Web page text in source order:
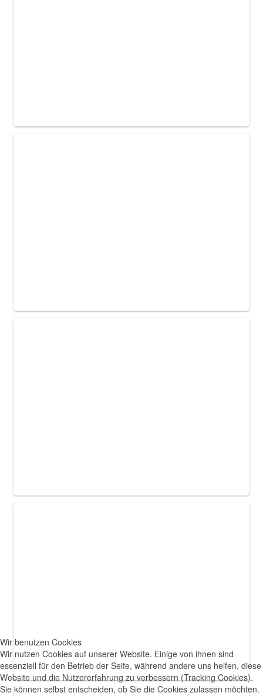
Wir benutzen Cookies
Wir nutzen Cookies auf unserer Website. Einige von ihnen sind
essenziell für den Betrieb der Seite, während andere uns helfen, diese
Website und die Nutzererfahrung zu verbessern (Tracking Cookies).
Sie können selbst entscheiden, ob Sie die Cookies zulassen möchten.